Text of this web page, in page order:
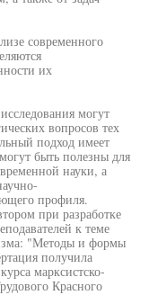
современного
их
могут
вопросов тех
подход имеет
быть полезны для
науки, а
профиля.
при разработке
к теме
"Методы и формы
получила
марксистско-
Красного